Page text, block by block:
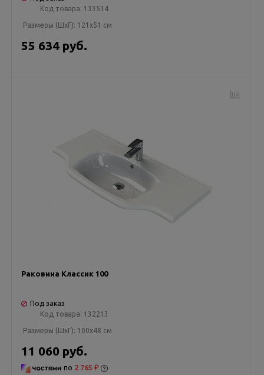
Код товара: 133514
Размеры (ШxГ): 121x51 см
55 634 руб.
Раковина Классик 100
Под заказ
Код товара: 132213
Размеры (ШxГ): 100x48 см
11 060 руб.
по 2 765 ₽